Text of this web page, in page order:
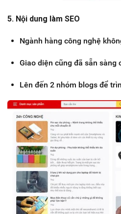
5. Nội dung làm SEO
Ngành hàng công nghệ
Giao diện cũng đã sẵn sàng
Lên đến 2 nhóm blogs để